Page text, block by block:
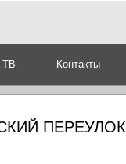
ТВ Контакты
ПЕРЕУЛОК